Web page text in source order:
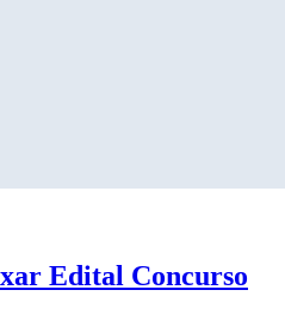
Edital Concurso